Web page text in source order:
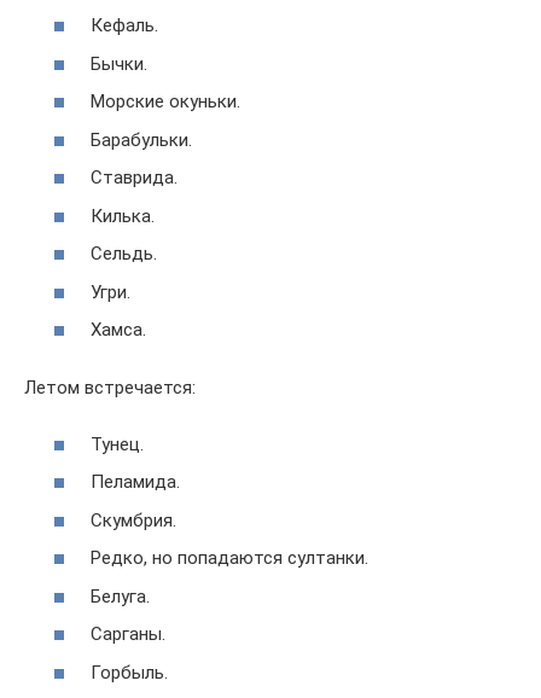
Кефаль.
Бычки.
Морские окуньки.
Барабульки.
Ставрида.
Килька.
Сельдь.
Угри.
Хамса.
Летом встречается:
Тунец.
Пеламида.
Скумбрия.
Редко, но попадаются султанки.
Белуга.
Сарганы.
Горбыль.